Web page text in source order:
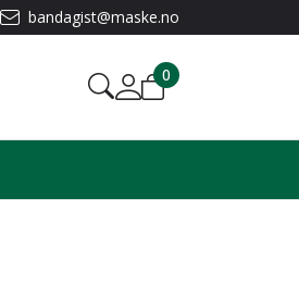
bandagist@maske.no
0